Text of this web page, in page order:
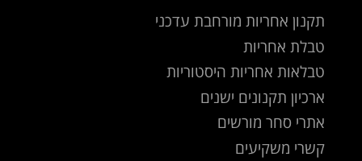
תקנון אחריות מורחבת עדכני
טבלת אחריות
טבלאות אחריות היסטוריות
ארכיון תקנונים ישנים
אתרי סחר מורשים
קשרי משקיעים